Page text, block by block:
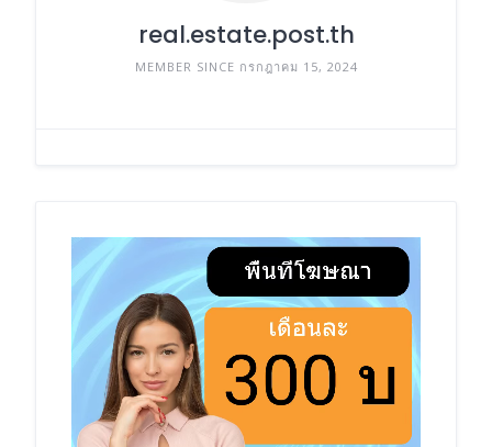
real.estate.post.th
MEMBER SINCE กรกฎาคม 15, 2024